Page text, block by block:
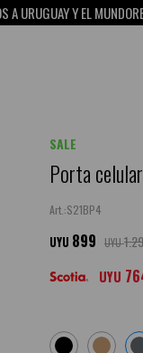
Y EL MUNDORETIRO
SALE
Porta
S21BP4
UYU 899 UYU
UYU